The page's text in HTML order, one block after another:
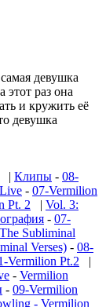
девушка
этот раз она
и кружить её
девушка
| Клипы - 08-
- 07-Vermilion
Pt. 2 | Vol. 3:
- 07-
Subliminal
Verses) - 08-
Vermilion Pt.2 |
- Vermilion
- 09-Vermilion
- Vermilion